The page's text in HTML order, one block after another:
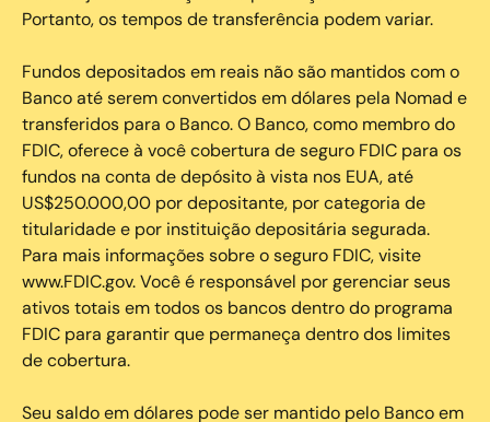
Portanto, os tempos de transferência podem variar.
Fundos depositados em reais não são mantidos com o
Banco até serem convertidos em dólares pela Nomad e
transferidos para o Banco. O Banco, como membro do
FDIC, oferece à você cobertura de seguro FDIC para os
fundos na conta de depósito à vista nos EUA, até
US$250.000,00 por depositante, por categoria de
titularidade e por instituição depositária segurada.
Para mais informações sobre o seguro FDIC, visite
www.FDIC.gov. Você é responsável por gerenciar seus
ativos totais em todos os bancos dentro do programa
FDIC para garantir que permaneça dentro dos limites
de cobertura.
Seu saldo em dólares pode ser mantido pelo Banco em